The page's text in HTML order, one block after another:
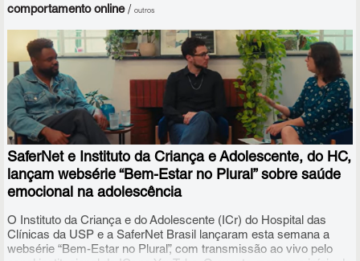
comportamento online/outros
SaferNet e Instituto da Criança e Adolescente, do HC,
lançam websérie “Bem-Estar no Plural” sobre saúde
emocional na adolescência
O Instituto da Criança e do Adolescente (ICr) do Hospital das
Clínicas da USP e a SaferNet Brasil lançaram esta semana a
websérie “Bem-Estar no Plural”, com transmissão ao vivo pelo